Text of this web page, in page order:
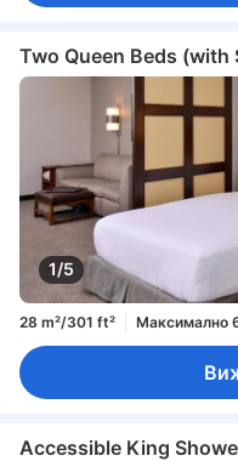
Two Queen Beds (with
1/5
28 m²/301 ft² Максимално
Accessible King